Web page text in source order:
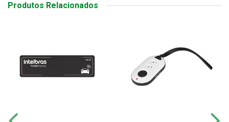
Produtos Relacionados